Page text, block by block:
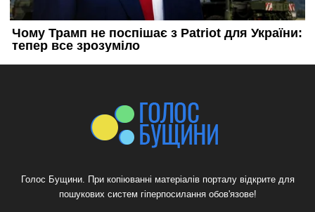
Голос Бущини. При копіюванні матеріалів порталу відкрите для
пошукових систем гіперпосилання обов'язове!